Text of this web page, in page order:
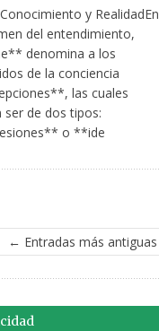
y RealidadEn
del entendimiento,
denomina a los
de la conciencia
las cuales
ser de dos tipos:
o **ide
← Entradas más antiguas